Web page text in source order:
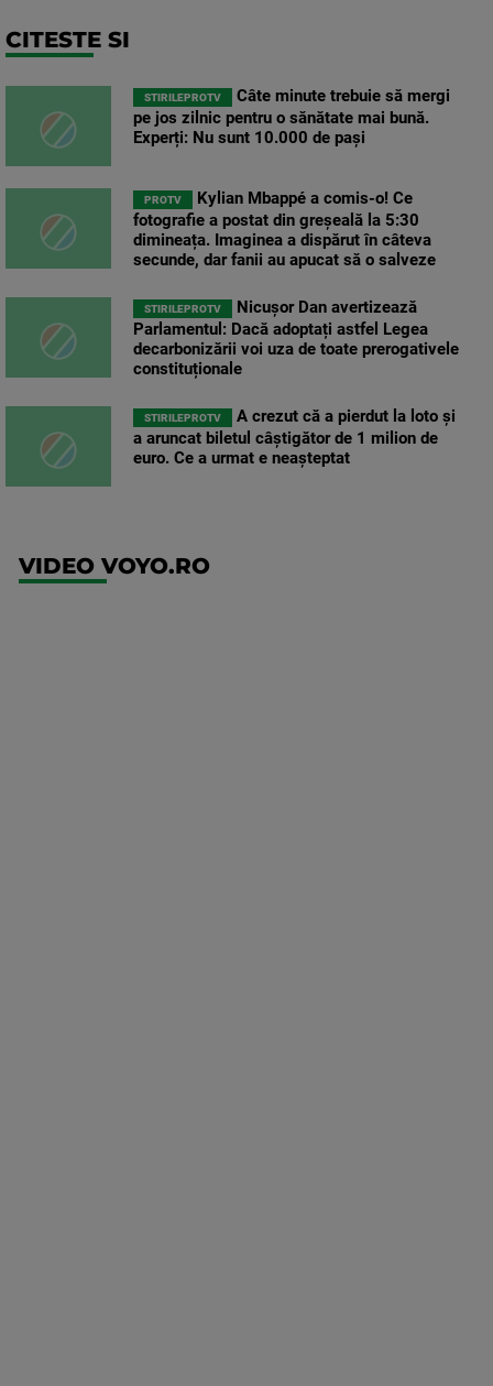
CITESTE SI
STIRILEPROTV
Câte minute trebuie să mergi
pe jos zilnic pentru o sănătate mai bună.
Experți: Nu sunt 10.000 de pași
PROTV
Kylian Mbappé a comis-o! Ce
fotografie a postat din greșeală la 5:30
dimineața. Imaginea a dispărut în câteva
secunde, dar fanii au apucat să o salveze
STIRILEPROTV
Nicușor Dan avertizează
Parlamentul: Dacă adoptați astfel Legea
decarbonizării voi uza de toate prerogativele
constituționale
STIRILEPROTV
A crezut că a pierdut la loto și
a aruncat biletul câștigător de 1 milion de
euro. Ce a urmat e neașteptat
VIDEO VOYO.RO